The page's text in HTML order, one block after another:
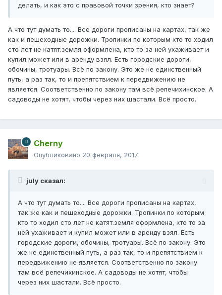
делать, и как это с правовой точки зрения, кто знает?
А что тут думать то.... Все дороги прописаны на картах, так же
как и пешеходные дорожки. Тропинки по которым кто то ходил
сто лет не катят.земля оформлена, кто то за ней ухаживает и
купил может или в аренду взял. Есть городские дороги,
обочины, тротуары. Всё по закону. Это же не единственный
путь, а раз так, то и препятствием к передвижению не
является. Соответственно по закону там всё репечихинское. А
садоводы не хотят, чтобы через них шастали. Всё просто.
Cherny
Опубликовано 20 февраля, 2017
july сказал:
А что тут думать то.... Все дороги прописаны на картах,
так же как и пешеходные дорожки. Тропинки по которым
кто то ходил сто лет не катят.земля оформлена, кто то за
ней ухаживает и купил может или в аренду взял. Есть
городские дороги, обочины, тротуары. Всё по закону. Это
же не единственный путь, а раз так, то и препятствием к
передвижению не является. Соответственно по закону
там всё репечихинское. А садоводы не хотят, чтобы
через них шастали. Всё просто.